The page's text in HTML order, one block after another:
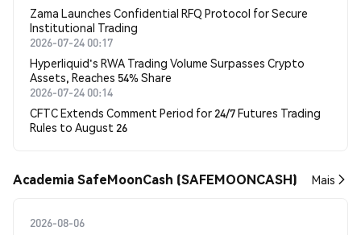
Zama Launches Confidential RFQ Protocol for Secure
Institutional Trading
2026-07-24 00:17
Hyperliquid's RWA Trading Volume Surpasses Crypto
Assets, Reaches 54% Share
2026-07-24 00:14
CFTC Extends Comment Period for 24/7 Futures Trading
Rules to August 26
Academia SafeMoonCash (SAFEMOONCASH) Mais
2026-08-06